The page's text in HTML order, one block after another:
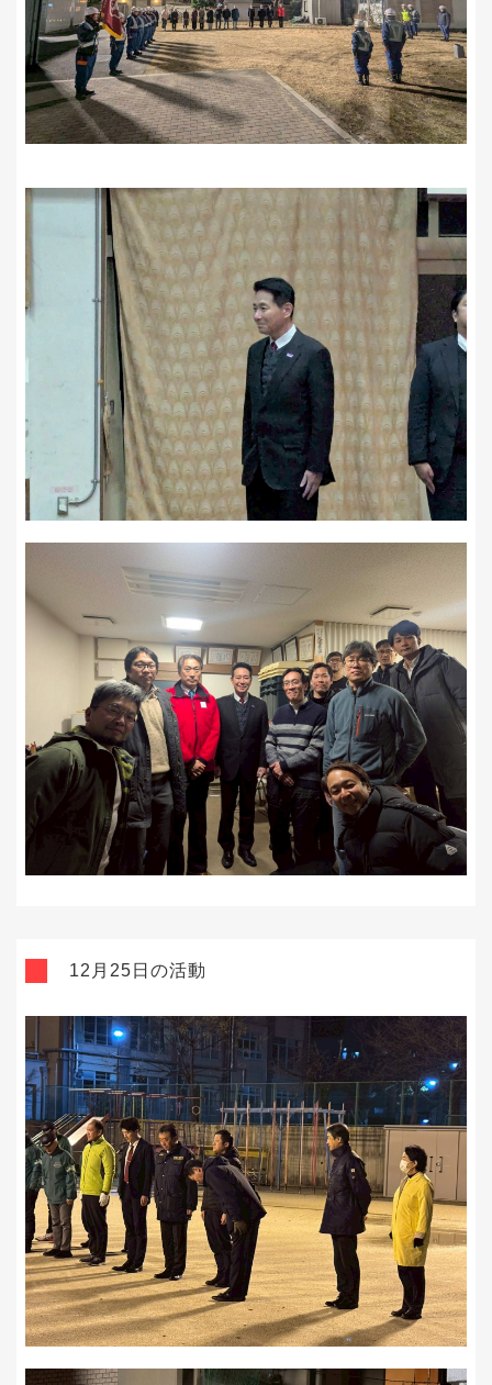
12月25日の活動